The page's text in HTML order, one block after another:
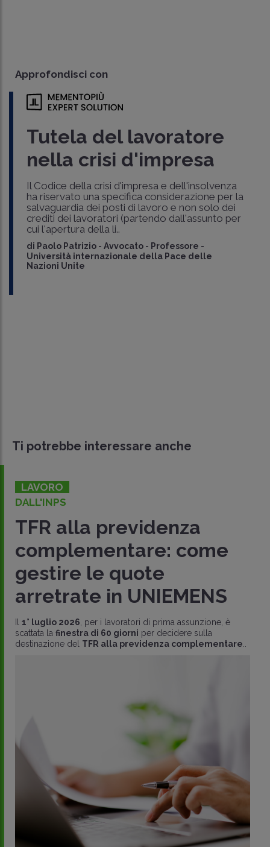
Approfondisci con
Tutela del lavoratore
nella crisi d'impresa
Il Codice della crisi d'impresa e dell'insolvenza
ha riservato una specifica considerazione per la
salvaguardia dei posti di lavoro e non solo dei
crediti dei lavoratori (partendo dall'assunto per
cui l'apertura della li..
di Paolo Patrizio - Avvocato - Professore -
Università internazionale della Pace delle
Nazioni Unite
Ti potrebbe interessare anche
LAVORO
DALL'INPS
TFR alla previdenza
complementare: come
gestire le quote
arretrate in UNIEMENS
1° luglio 2026 , per i lavoratori di prima assunzione, è
scattata la finestra di 60 giorni per decidere sulla
destinazione del TFR alla previdenza complementare